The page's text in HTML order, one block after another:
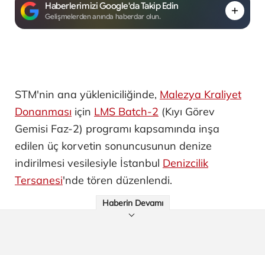
Haberlerimizi Google'da Takip Edin
Gelişmelerden anında haberdar olun.
STM'nin ana yükleniciliğinde, Malezya Kraliyet
Donanması için LMS Batch-2 (Kıyı Görev
Gemisi Faz-2) programı kapsamında inşa
edilen üç korvetin sonuncusunun denize
indirilmesi vesilesiyle İstanbul Denizcilik
Tersanesi'nde tören düzenlendi.
Haberin Devamı